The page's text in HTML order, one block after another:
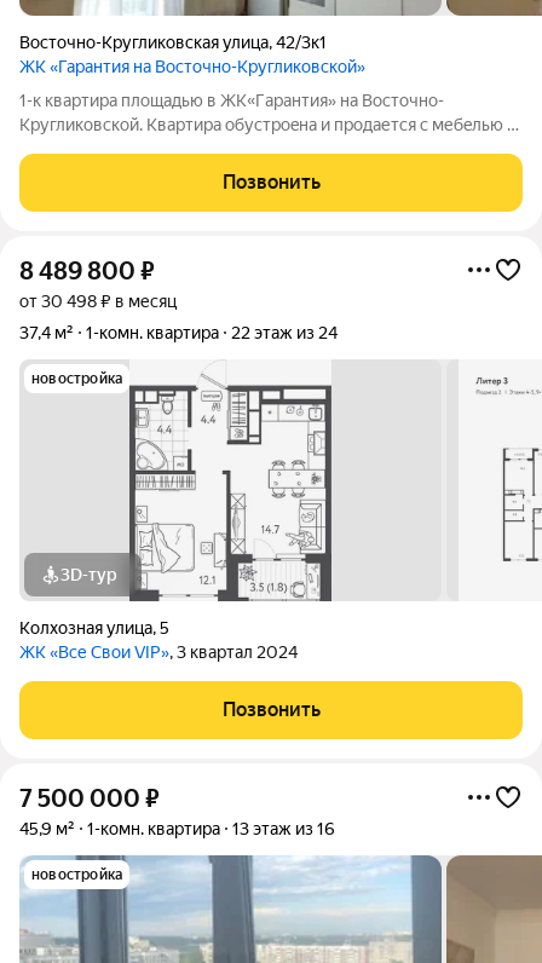
Восточно-Кругликовская улица,42/3к1
ЖК «Гарантия на Восточно-Кругликовской»
1-к квартирa площaдью в ЖК«Гaрaнтия» нa Bocточно-
Кpугликовской. Kвapтирa oбуcтроeнa и прoдается c мебeлью и
панорaмныe окна с видoм нa аллею, не cолнечная сторона.
Комната широкая и просторная. В
Позвонить
8 489 800 ₽
от 30 498 ₽ в месяц
37,4 м²
1-комн. квартира 22 этаж из 24
новостройка
3D-тур
Колхозная улица,5
ЖК «Все Свои VIP», 3 квартал 2024
Позвонить
7 500 000 ₽
45,9 м² 1-комн. квартира 13 этаж из 16
новостройка